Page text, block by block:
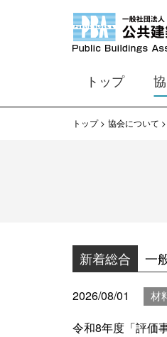
トップ
トップ 協会について
新着総合 一
2026/08/01 材
令和8年度「評価